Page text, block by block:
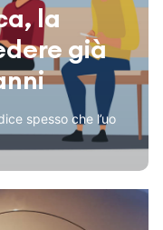
la
già
spesso che l’uo